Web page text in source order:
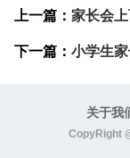
上一篇： 家长会
下一篇： 小学生
关于我
CopyRight